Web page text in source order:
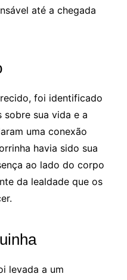
até a chegada
foi identificado
sobre sua vida e a
uma conexão
havia sido sua
ao lado do corpo
da lealdade que os
levada a um